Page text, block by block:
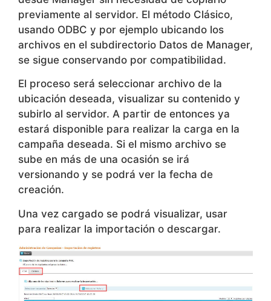
Con el objetivo de facilitar la importación de
registros en el sistema, se ha añadido la
posibilidad de subir e importar archivos CSV
desde Manager sin necesidad de copiarlo
previamente al servidor. El método Clásico,
usando ODBC y por ejemplo ubicando los
archivos en el subdirectorio Datos de Manager,
se sigue conservando por compatibilidad.
El proceso será seleccionar archivo de la
ubicación deseada, visualizar su contenido y
subirlo al servidor. A partir de entonces ya
estará disponible para realizar la carga en la
campaña deseada. Si el mismo archivo se
sube en más de una ocasión se irá
versionando y se podrá ver la fecha de
creación.
Una vez cargado se podrá visualizar, usar
para realizar la importación o descargar.